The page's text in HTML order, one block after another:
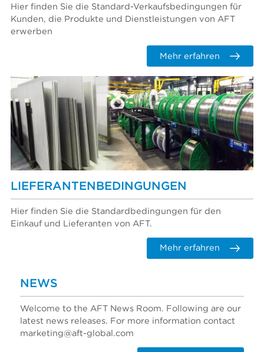
Hier finden Sie die Standard-Verkaufsbedingungen für
Kunden, die Produkte und Dienstleistungen von AFT
erwerben
Mehr erfahren
LIEFERANTENBEDINGUNGEN
Hier finden Sie die Standardbedingungen für den
Einkauf und Lieferanten von AFT.
Mehr erfahren
NEWS
Welcome to the AFT News Room. Following are our
latest news releases. For more information contact
marketing@aft-global.com